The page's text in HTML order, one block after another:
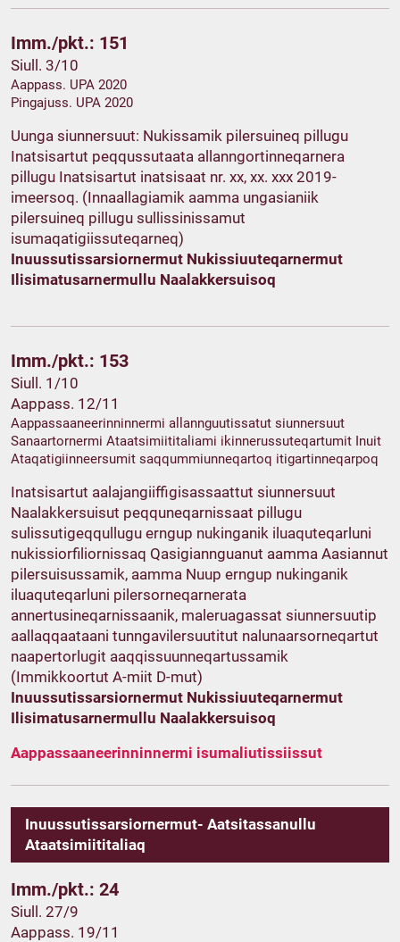
Imm./pkt.: 151
Siull. 3/10
Aappass. UPA 2020
Pingajuss. UPA 2020
Uunga siunnersuut: Nukissamik pilersuineq pillugu
Inatsisartut peqqussutaata allanngortinneqarnera
pillugu Inatsisartut inatsisaat nr. xx, xx. xxx 2019-
imeersoq. (Innaallagiamik aamma ungasianiik
pilersuineq pillugu sullissinissamut
isumaqatigiissuteqarneq)
Inuussutissarsiornermut Nukissiuuteqarnermut
Ilisimatusarnermullu Naalakkersuisoq
Imm./pkt.: 153
Siull. 1/10
Aappass. 12/11
Aappassaaneerinninnermi allannguutissatut siunnersuut
Sanaartornermi Ataatsimiititaliami ikinnerussuteqartumit Inuit
Ataqatigiinneersumit saqqummiunneqartoq itigartinneqarpoq
Inatsisartut aalajangiiffigisassaattut siunnersuut
Naalakkersuisut peqquneqarnissaat pillugu
sulissutigeqqullugu erngup nukinganik iluaquteqarluni
nukissiorfiliornissaq Qasigiannguanut aamma Aasiannut
pilersuisussamik, aamma Nuup erngup nukinganik
iluaquteqarluni pilersorneqarnerata
annertusineqarnissaanik, maleruagassat siunnersuutip
aallaqqaataani tunngavilersuutitut nalunaarsorneqartut
naapertorlugit aaqqissuunneqartussamik
(Immikkoortut A-miit D-mut)
Inuussutissarsiornermut Nukissiuuteqarnermut
Ilisimatusarnermullu Naalakkersuisoq
Aappassaaneerinninnermi isumaliutissiissut
Inuussutissarsiornermut- Aatsitassanullu
Ataatsimiititaliaq
Imm./pkt.: 24
Siull. 27/9
Aappass. 19/11